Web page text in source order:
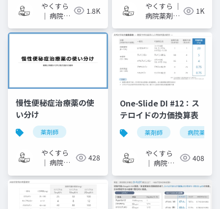
やくすら
｜ 病院薬
ライドメ
1.8K
やくすら ｜
病院薬剤師
メモ
1K
慢性便秘症治療薬の使
い分け
薬剤師
やくすら
｜ 病院薬
イドメモ
428
One-Slide DI #12：ス
テロイドの力価換算表
薬剤師 病院薬剤師
やくすら
｜ 病院薬
イドメモ
408